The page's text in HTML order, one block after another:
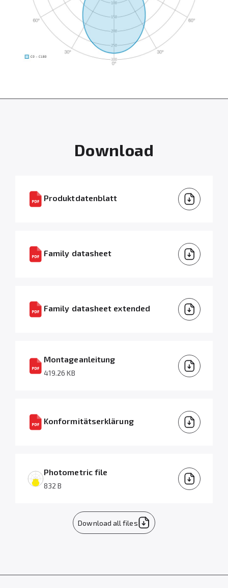
Download
Produktdatenblatt
Family datasheet
Family datasheet extended
Montageanleitung
419.26 KB
Konformitätserklärung
Photometric file
832 B
Download all files